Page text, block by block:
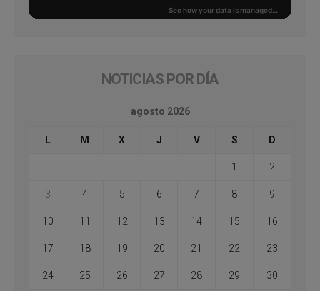
NOTICIAS POR DÍA
agosto 2026
L M X J V S D
1 2
3 4 5 6 7 8 9
10 11 12 13 14 15 16
17 18 19 20 21 22 23
24 25 26 27 28 29 30